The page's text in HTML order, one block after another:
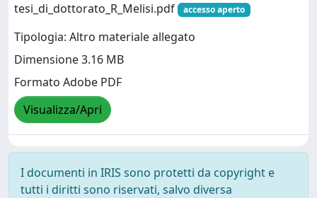
tesi_di_dottorato_R_Melisi.pdf accesso aperto
Tipologia: Altro materiale allegato
Dimensione 3.16 MB
Formato Adobe PDF
Visualizza/Apri
I documenti in IRIS sono protetti da copyright e
tutti i diritti sono riservati, salvo diversa